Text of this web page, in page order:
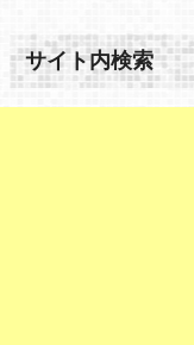
サイト内検索